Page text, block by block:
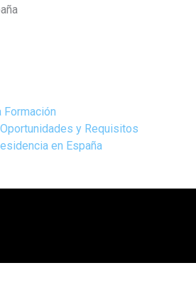
Formación
y Requisitos
en España